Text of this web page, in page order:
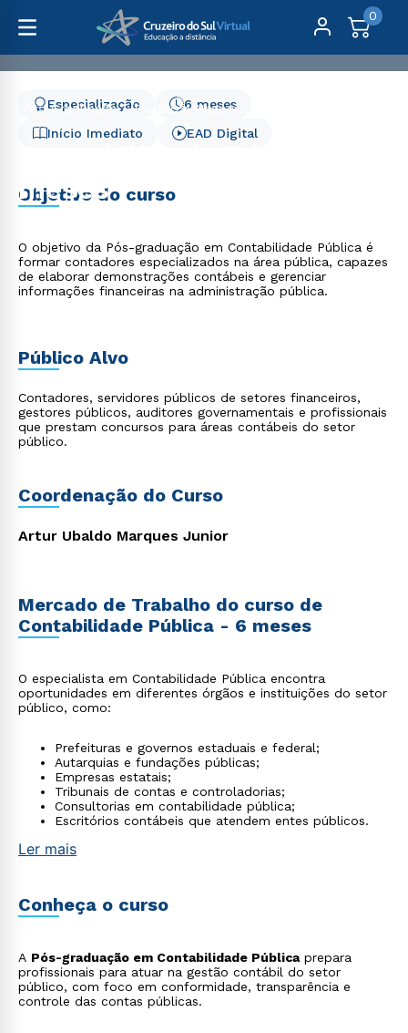
0
Pós-Graduação
Gestão e Negócios
Contabilidade Pública - 6 meses
meses
Início Imediato
6 meses
Especialização
EAD Digital
Objetivo do curso
O objetivo da Pós-graduação em Contabilidade Pública é
formar contadores especializados na área pública, capazes
de elaborar demonstrações contábeis e gerenciar
informações financeiras na administração pública.
Público Alvo
Contadores, servidores públicos de setores financeiros,
gestores públicos, auditores governamentais e profissionais
que prestam concursos para áreas contábeis do setor
público.
Coordenação do Curso
Artur Ubaldo Marques Junior
Mercado de Trabalho do curso de
Contabilidade Pública - 6 meses
O especialista em Contabilidade Pública encontra
oportunidades em diferentes órgãos e instituições do setor
público, como:
Prefeituras e governos estaduais e federal;
Autarquias e fundações públicas;
Empresas estatais;
Tribunais de contas e controladorias;
Consultorias em contabilidade pública;
Escritórios contábeis que atendem entes públicos.
Ler mais
Conheça o curso
A Pós-graduação em Contabilidade Públicaprepara
profissionais para atuar na gestão contábil do setor
público, com foco em conformidade, transparência e
controle das contas públicas.